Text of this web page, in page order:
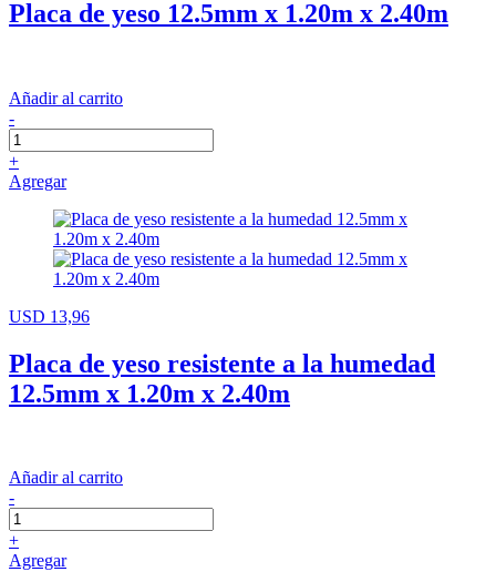
Placa de yeso 12.5mm x 1.20m x 2.40m
Añadir al carrito
-
+
Agregar
USD 13,96
Placa de yeso resistente a la humedad
12.5mm x 1.20m x 2.40m
Añadir al carrito
-
+
Agregar